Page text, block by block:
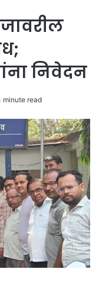
निवेदन
minute read